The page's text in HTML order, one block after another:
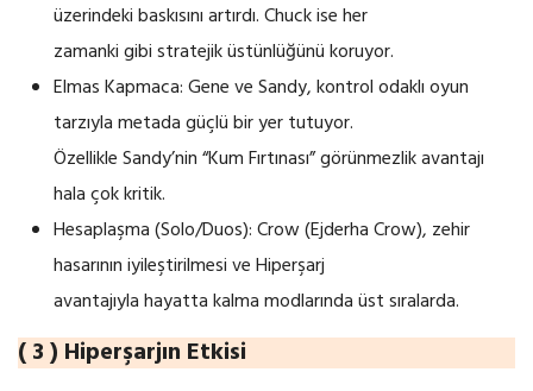
üzerindeki baskısını artırdı. Chuck ise her
zamanki gibi stratejik üstünlüğünü koruyor.
Elmas Kapmaca: Gene ve Sandy, kontrol odaklı oyun
tarzıyla metada güçlü bir yer tutuyor.
Özellikle Sandy’nin “Kum Fırtınası” görünmezlik avantajı
hala çok kritik.
Hesaplaşma (Solo/Duos): Crow (Ejderha Crow), zehir
hasarının iyileştirilmesi ve Hiperşarj
avantajıyla hayatta kalma modlarında üst sıralarda.
( 3 ) Hiperşarjın Etkisi